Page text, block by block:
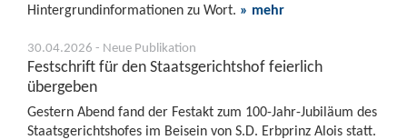
Hintergrundinformationen zu Wort. » mehr
30.04.2026 - Neue Publikation
Festschrift für den Staatsgerichtshof feierlich
übergeben
Gestern Abend fand der Festakt zum 100-Jahr-Jubiläum des
Staatsgerichtshofes im Beisein von S.D. Erbprinz Alois statt.